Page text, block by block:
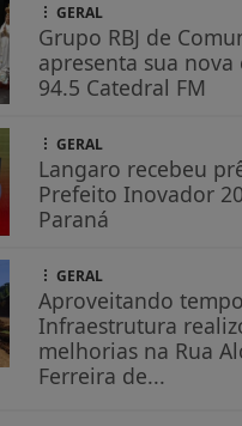
GERAL
Grupo RBJ de
apresenta sua nova
94.5 Catedral FM
GERAL
Langaro recebeu
Prefeito Inovador
Paraná
GERAL
Aproveitando
Infraestrutura
melhorias na Rua
Ferreira de...